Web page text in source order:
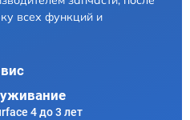
всех функций и
4 до 3 лет